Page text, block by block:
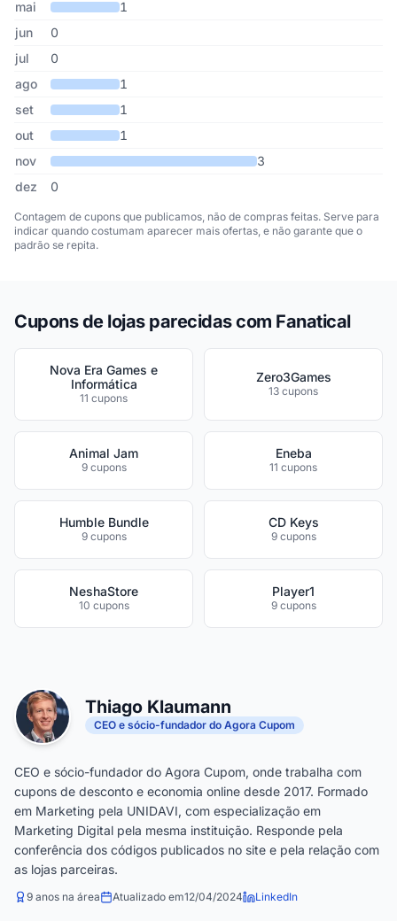
mai
1
jun
0
jul
0
ago
1
set
1
out
1
nov
3
dez
0
Contagem de cupons que publicamos, não de compras feitas. Serve para
indicar quando costumam aparecer mais ofertas, e não garante que o
padrão se repita.
Cupons de lojas parecidas com Fanatical
Nova Era Games e
Informática
11 cupons
Zero3Games
13 cupons
Animal Jam
9 cupons
Eneba
11 cupons
Humble Bundle
9 cupons
CD Keys
9 cupons
NeshaStore
10 cupons
Player1
9 cupons
Thiago Klaumann
CEO e sócio-fundador do Agora Cupom
CEO e sócio-fundador do Agora Cupom, onde trabalha com
cupons de desconto e economia online desde 2017. Formado
em Marketing pela UNIDAVI, com especialização em
Marketing Digital pela mesma instituição. Responde pela
conferência dos códigos publicados no site e pela relação com
as lojas parceiras.
9 anos na área Atualizado em12/04/2024 LinkedIn